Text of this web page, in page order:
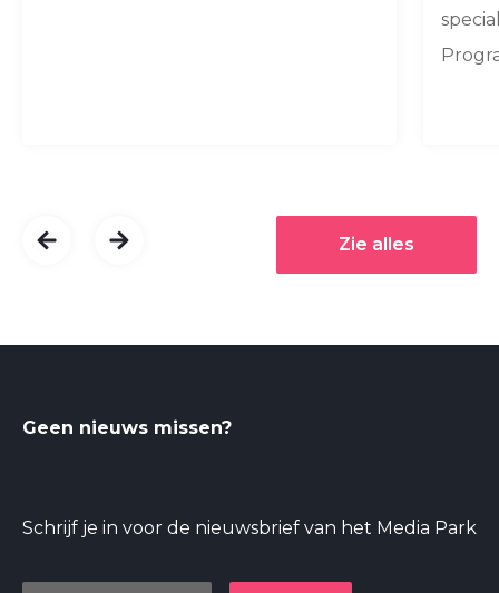
Zie alles
Geen nieuws missen?
Schrijf je in voor de nieuwsbrief van het Media Park